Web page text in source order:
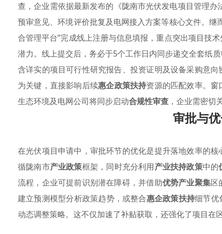
查，企业需依据最新发布的《陇南市光伏发电项目管理
预审意见、环境评价批复及电网接入方案等核心文件。
合管理平台”完成线上注册与信息填报，重点突出项目技
潜力。线上提交后，务必于5个工作日内同步递交全套纸
含详实的项目可行性研究报告、投资证明及设备采购意
为关键，直接影响后续惠企政策扶持资源的匹配效率。
生态环境及电网公司将同步启动合规性审查 ，企业需密切
审批与
在光伏项目申请中，审批环节的优化是提升落地效率的
循陇南市产业政策框架，同时充分利用产业扶持政策中的
流程，企业可提前识别潜在障碍，并借助优势产业聚集区
建立预测模型分析政策趋势，或整合惠企政策扶持细节优
动态调整策略。这不仅加速了补贴获取，还强化了项目在